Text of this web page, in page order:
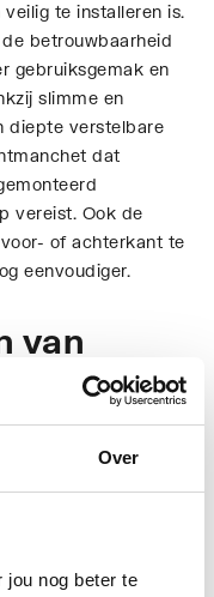
Over
jou nog beter te
te installeren is.
betrouwbaarheid
gebruiksgemak en
slimme en
diepte verstelbare
dat
vereist. Ook de
of achterkant te
eenvoudiger.
van